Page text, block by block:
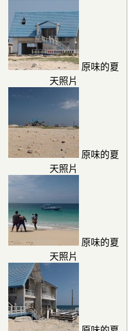
原味的夏
天照片
原味的夏
天照片
原味的夏
天照片